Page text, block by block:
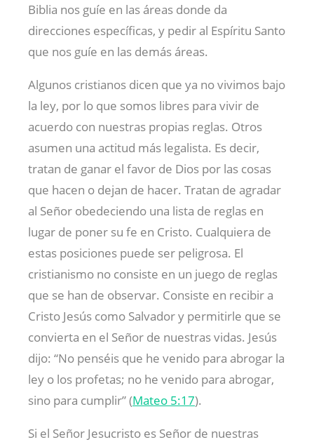
Biblia nos guíe en las áreas donde da
direcciones específicas, y pedir al Espíritu Santo
que nos guíe en las demás áreas.
Algunos cristianos dicen que ya no vivimos bajo
la ley, por lo que somos libres para vivir de
acuerdo con nuestras propias reglas. Otros
asumen una actitud más legalista. Es decir,
tratan de ganar el favor de Dios por las cosas
que hacen o dejan de hacer. Tratan de agradar
al Señor obedeciendo una lista de reglas en
lugar de poner su fe en Cristo. Cualquiera de
estas posiciones puede ser peligrosa. El
cristianismo no consiste en un juego de reglas
que se han de observar. Consiste en recibir a
Cristo Jesús como Salvador y permitirle que se
convierta en el Señor de nuestras vidas. Jesús
dijo: “No penséis que he venido para abrogar la
ley o los profetas; no he venido para abrogar,
sino para cumplir” (Mateo 5:17).
Si el Señor Jesucristo es Señor de nuestras